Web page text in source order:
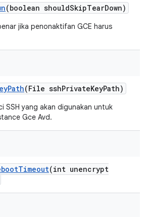
(boolean shouldSkipTearDown)
jika penonaktifan GCE harus
Path(File sshPrivateKeyPath)
SSH yang akan digunakan untuk
Gce Avd.
Timeout(int unencrypt